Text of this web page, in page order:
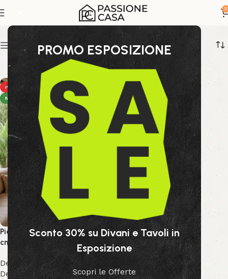
PROMO ESPOSIZIONE
Sconto 30% su Divani e Tavoli in
Esposizione
Scopri le Offerte
0
moderno
Show sidebar
HOT
NEW
Pianta Gynerium Pampas 120
cm
Decor & Accessori ,Piante
Decorative,Collezione